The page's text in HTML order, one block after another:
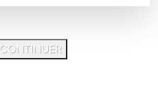
CONTINUER